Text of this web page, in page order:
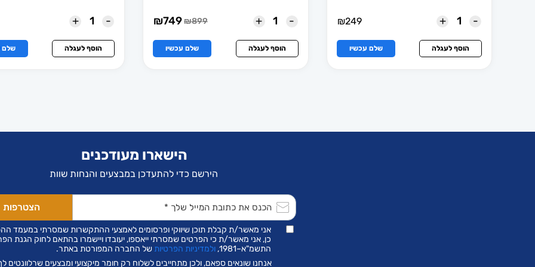
-
+
₪249
הוסף לעגלה שלם עכשיו
-
+
₪899
המחיר
המקורי
היה:
₪899.
₪749המחיר
הנוכחי
הוא:
₪749.
הוסף לעגלה שלם עכשיו
-
+
הוסף לעגלה שלם
הישארו מעודכנים
הירשם כדי להתעדכן במבצעים והנחות שוות
אני מאשר/ת קבלת תוכן שיווקי ופרסומים לאמצעי ההתקשרות שמסרתי במעמד
כן, אני מאשר/ת כי הפרטים שמסרתי ייאספו, יעובדו ויישמרו בהתאם לחוק הגנת
התשמ"א–1981,
ולמדיניות הפרטיות של החברה המפורטת באתר.
אנחנו שונאים ספאם, ולכן מתחייבים לשלוח רק חומר מיקצועי ומבצעים שרלוונטים